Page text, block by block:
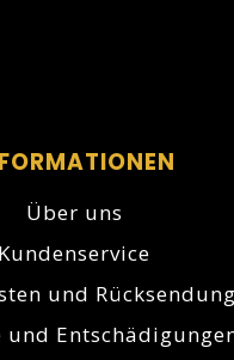
Über uns
Kundenservice
und
und